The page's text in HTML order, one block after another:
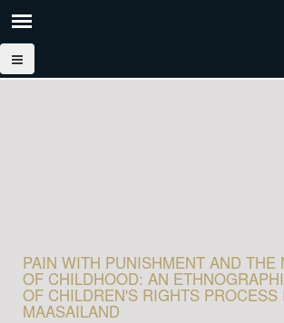
PAIN WITH PUNISHMENT AND THE
OF CHILDHOOD: AN
OF CHILDREN'S RIGHTS PROCESS
MAASAILAND